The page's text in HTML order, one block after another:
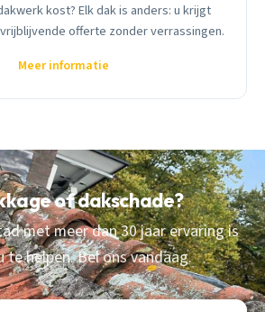
kost? Elk dak is anders: u krijgt
offerte zonder verrassingen.
Meer informatie
of dakschade?
met meer dan 30 jaar ervaring is
te helpen. Bel ons vandaag.